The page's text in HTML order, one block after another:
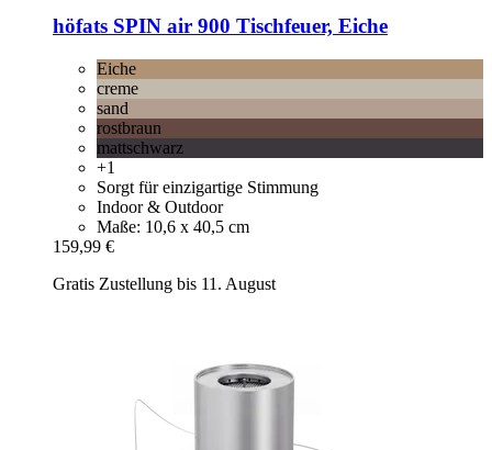
höfats SPIN air 900 Tischfeuer, Eiche
Eiche
creme
sand
rostbraun
mattschwarz
+1
Sorgt für einzigartige Stimmung
Indoor & Outdoor
Maße: 10,6 x 40,5 cm
159,99 €
Gratis Zustellung bis 11. August